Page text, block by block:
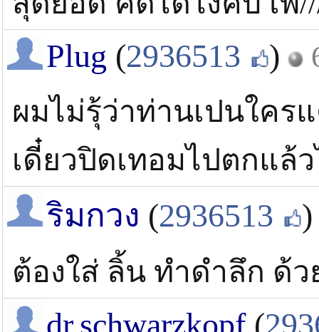
Plug (2936513 )
ผมไม่รุ้ว่าท่านเปนใคร
เดี๋ยวปิดเทอมไปตกแล้
ริมกวง (2936513 )
ต้องใส่ ลิ้น ทำดำลึก ด้ว
dr.schwarzkopf(